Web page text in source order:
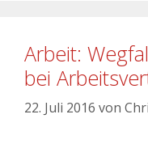
Arbeit:
bei
22. Juli 2016 von